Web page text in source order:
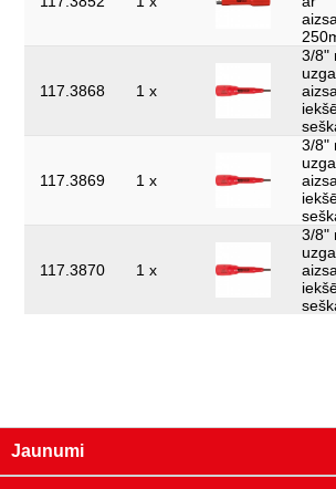
117.3868 1 x
3/8"
117.3869 1 x
3/8"
117.3870 1 x
3/8"
Jaunumi